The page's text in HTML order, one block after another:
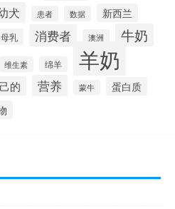
犬 患者 数据 新西兰
母乳 消费者 澳洲 牛奶
维生素 绵羊 羊奶
的 营养 蒙牛 蛋白质